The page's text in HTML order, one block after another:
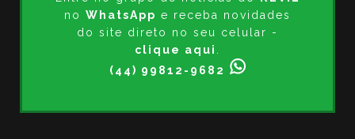
no WhatsApp e receba novidades
do site direto no seu celular -
clique aqui
(44) 99812-9682